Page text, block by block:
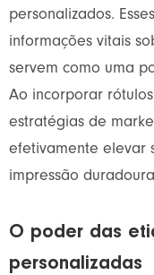
personalizados.
informações vitais
servem como uma
Ao incorporar
estratégias de
efetivamente elevar
impressão
O poder das
personalizadas